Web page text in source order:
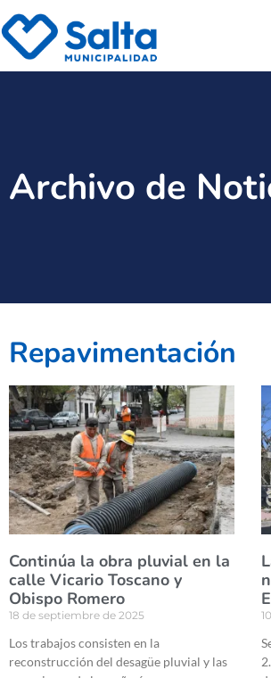
Archivo de
Repavimentación
Continúa la obra pluvial en la
calle Vicario Toscano y
Obispo Romero
18 de septiembre de 2025
Los trabajos consisten en la
reconstrucción del desagüe pluvial y las